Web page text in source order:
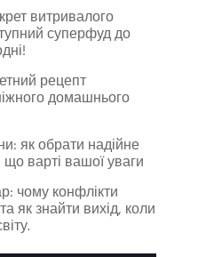
витривалого
суперфуд до
рецепт
домашнього
як обрати надійне
варті вашої уваги
чому конфлікти
як знайти вихід, коли